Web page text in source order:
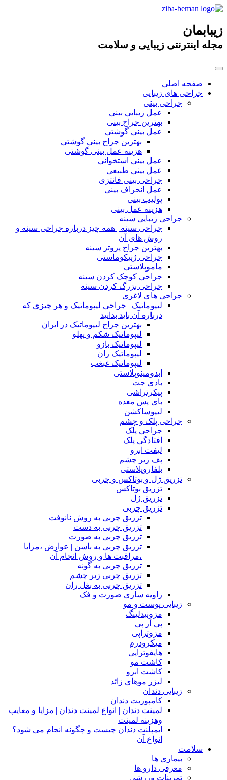
زیبابمان
مجله اینترنتی زیبایی و سلامت
صفحه اصلی
جراحی های زیبایی
جراحی بینی
عمل زیبایی بینی
بهترین جراح بینی
عمل بینی گوشتی
بهترین جراح بینی گوشتی
هزینه عمل بینی گوشتی
عمل بینی استخوانی
عمل بینی طبیعی
جراحی بینی فانتزی
عمل انحراف بینی
پولیپ بینی
هزینه عمل بینی
جراحی زیبایی سینه
جراحی سینه | همه چیز درباره جراحی سینه و
روش های آن
بهترین جراح پروتز سینه
جراحی ژنیکوماستی
ماموپلاستی
جراحی کوچک کردن سینه
جراحی بزرگ کردن سینه
جراحی های لاغری
لیپوماتیک | جراحی لیپوماتیک و هر چیزی که
درباره آن باید بدانید
بهترین جراح لیپوماتیک در ایران
لیپوماتیک شکم و پهلو
لیپوماتیک بازو
لیپوماتیک ران
لیپوماتیک غبغب
ابدومینوپلاستی
بادی‌ جت
پیکرتراشی
بای پس معده
لیپوساکشن
جراحی پلک و چشم
جراحی پلک
افتادگی پلک
لیفت ابرو
پف زیر چشم
بلفاروپلاستی
تزریق ژل و بوتاکس و چربی
تزریق بوتاکس
تزریق ژل
تزریق چربی
تزریق چربی به روش نانوفت
تزریق چربی به دست
تزریق چربی به صورت
تزریق چربی به باسن | عوارض ،مزایا
،مراقبت ها و روش انجام آن
تزریق چربی به گونه
تزریق چربی زیر چشم
تزریق چربی به بغل ران
زاویه سازی صورت و فک
زیبایی پوست و مو
مزونیدلینگ
پی آر پی
مزوتراپی
میکرودرم
هایفوتراپی
کاشت مو
کاشت ابرو
لیزر موهای زائد
زیبایی دندان
کامپوزیت دندان
لمینت دندان | انواع لمینت دندان | مزاپا و معایب
وهزینه لمینت
ایمپلنت دندان چیست و چگونه انجام می شود؟
انواع آن
سلامت
بیماری ها
معرفی دارو ها
تمرینات ورزشی